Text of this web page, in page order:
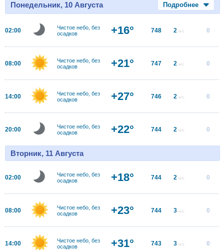
Понедельник, 10 Августа Подробнее
02:00
Чистое небо, без
осадков
+16° 748 2 м/с 0
08:00
Чистое небо, без
осадков
+21° 747 2 м/с 0
14:00
Чистое небо, без
осадков
+27° 746 2 м/с 0
20:00
Чистое небо, без
осадков
+22° 744 2 м/с 0
Вторник, 11 Августа
02:00
Чистое небо, без
осадков
+18° 744 2 м/с 0
08:00
Чистое небо, без
осадков
+23° 744 3 м/с 0
14:00
Чистое небо, без
осадков
+31° 743 3 м/с 0